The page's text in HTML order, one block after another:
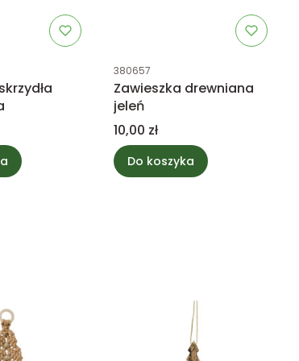
Kod produktu
380657
Zawieszka drewniana
jeleń
Cena
10,00 zł
Do koszyka